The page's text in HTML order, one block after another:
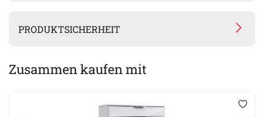
PRODUKTSICHERHEIT
Zusammen kaufen mit